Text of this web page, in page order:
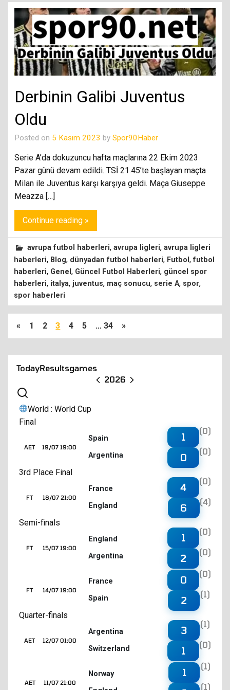
Derbinin Galibi Juventus
Oldu
Posted on 5 Kasım 2023 by Spor90Haber
Serie A’da dokuzuncu hafta maçlarına 22 Ekim 2023
Pazar günü devam edildi. TSİ 21.45’te başlayan maçta
Milan ile Juventus karşı karşıya geldi. Maça Giuseppe
Meazza […]
Continue reading »
avrupa futbol haberleri,avrupa ligleri,avrupa ligleri
haberleri, Blog, dünyadan futbol haberleri, Futbol,futbol
haberleri, Genel, Güncel Futbol Haberleri, güncel spor
haberleri, italya, juventus, maç sonucu, serie A, spor,
spor haberleri
« 1 2 3 4 5 … 34 »
TodayResultsgames
2026
World : World Cup
Final
19/07 19:00
AET
Spain
Argentina
1
(0)
0
(0)
3rd Place Final
18/07 21:00
FT
France
England
4
(0)
6
(4)
Semi-finals
15/07 19:00
FT
England
Argentina
1
(0)
2
(0)
14/07 19:00
FT
France
Spain
0
(0)
2
(1)
Quarter-finals
12/07 01:00
AET
Argentina
Switzerland
3
(1)
1
(0)
11/07 21:00
AET
Norway
1
(1)
(1)